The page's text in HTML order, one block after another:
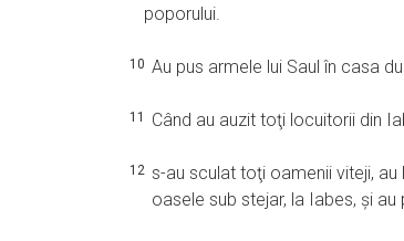
poporului.
10 Au pus armele lui Saul în casa
11 Când au auzit toţi locuitorii din
12 s-au sculat toţi oamenii viteji, au
oasele sub stejar, la Iabes, şi